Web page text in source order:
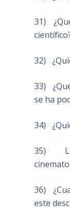
31)
32)
33)
se ha
34)
35) La
36)
este